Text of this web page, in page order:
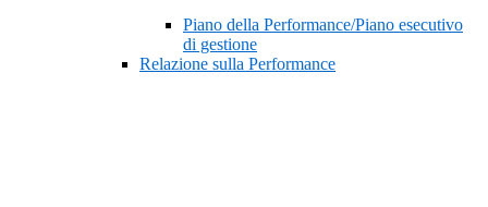
Piano della Performance/Piano esecutivo
di gestione
Relazione sulla Performance